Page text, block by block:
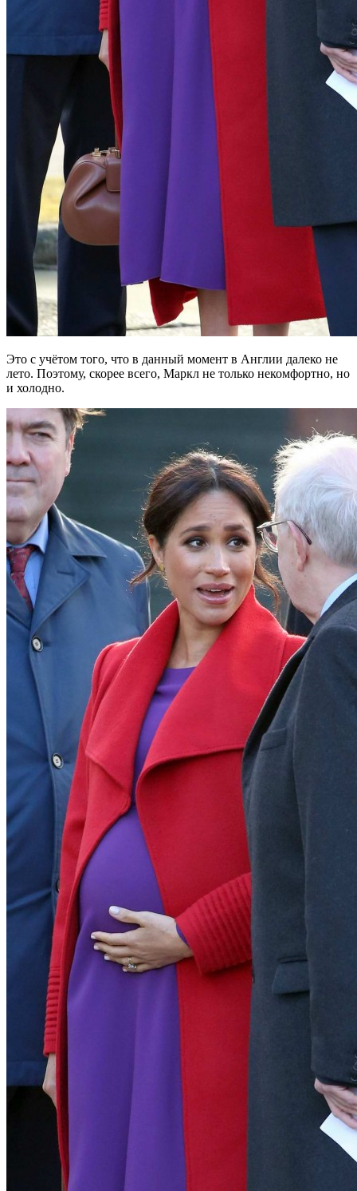
Это с учётом того, что в данный момент в Англии далеко не
лето. Поэтому, скорее всего, Маркл не только некомфортно, но
и холодно.